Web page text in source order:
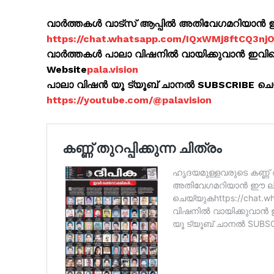
വാർത്തകൾ വാട്സ് ആപ്പിൽ
https://chat.whatsapp.com/
വാർത്തകൾ പാലാ വിഷനിൽ വായിക്കുവാൻ
Websitepala.vision
പാലാ വിഷൻ യൂ ട്യൂബ് ചാനൽ SUBSCRIBE
https://youtube.com/@palavision